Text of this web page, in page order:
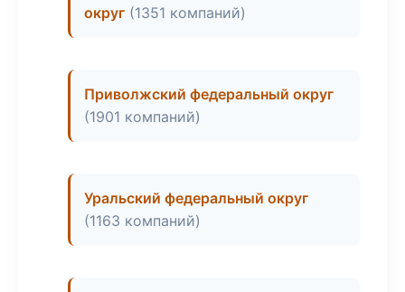
округ (1351 компаний)
Приволжский федеральный округ
(1901 компаний)
Уральский федеральный округ
(1163 компаний)